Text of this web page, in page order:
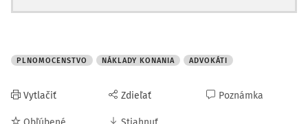
PLNOMOCENSTVO NÁKLADY KONANIA ADVOKÁTI
Vytlačiť Zdieľať Poznámka